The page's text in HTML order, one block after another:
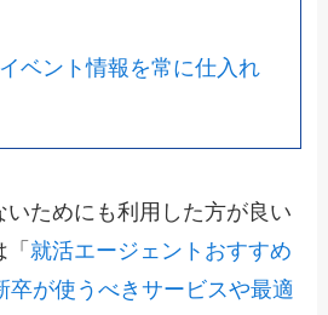
ベント情報を常に仕入れ
ためにも利用した方が良い
「就活エージェントおすすめ
卒が使うべきサービスや最適